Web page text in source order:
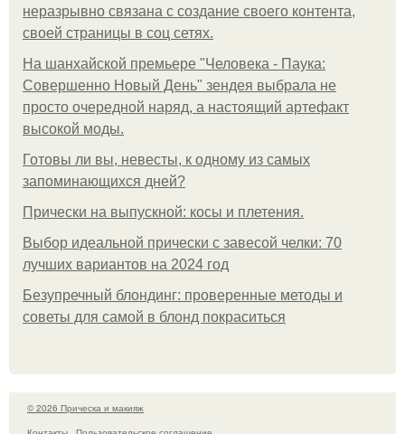
неразрывно связана с создание своего контента,
своей страницы в соц сетях.
На шанхайской премьере "Человека - Паука:
Совершенно Новый День" зендея выбрала не
просто очередной наряд, а настоящий артефакт
высокой моды.
Готовы ли вы, невесты, к одному из самых
запоминающихся дней?
Прически на выпускной: косы и плетения.
Выбор идеальной прически с завесой челки: 70
лучших вариантов на 2024 год
Безупречный блондинг: проверенные методы и
советы для самой в блонд покраситься
© 2026 Прическа и макияж